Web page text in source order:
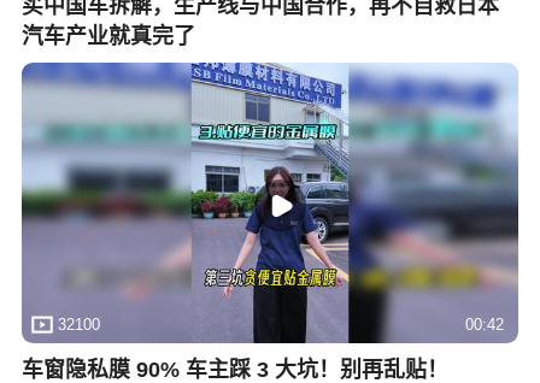
买中国车拆解，生产线与中国合作，再不自救日本
汽车产业就真完了
32100 00:42
车窗隐私膜 90% 车主踩 3 大坑！别再乱贴！